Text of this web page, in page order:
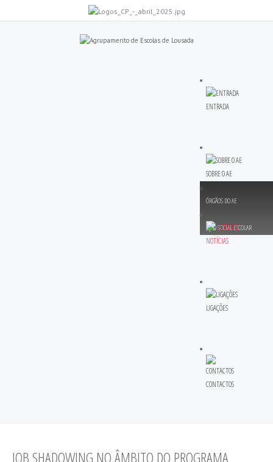
ENTRADA
SOBRE O AE
ÓRGÃOS DO AE
AÇÃO SOCIAL ESCOLAR
NOTÍCIAS
LIGAÇÕES
CONTACTOS
JOB SHADOWING NO ÂMBITO DO PROGRAMA